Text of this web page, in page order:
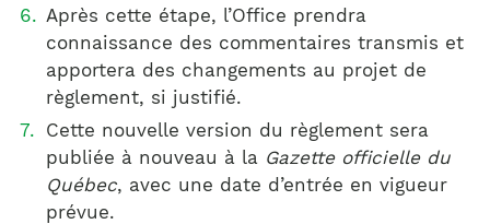
Après cette étape, l’Office prendra
connaissance des commentaires transmis et
apportera des changements au projet de
règlement, si justifié.
Cette nouvelle version du règlement sera
publiée à nouveau à la Gazette officielle du
Québec, avec une date d’entrée en vigueur
prévue.